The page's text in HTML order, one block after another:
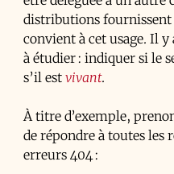
distributions fournissent
convient à cet usage. Il y
à étudier : indiquer si le
s’il est vivant.
À titre d’exemple,
de répondre à toutes les
erreurs 404 :